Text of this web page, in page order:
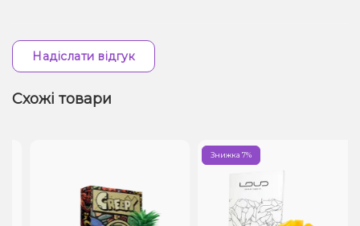
Надіслати відгук
Схожі товари
Знижка 7%